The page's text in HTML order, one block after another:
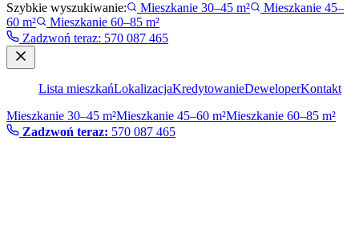
Szybkie wyszukiwanie: Mieszkanie 30–45 m²
Mieszkanie 45–
60 m²
Mieszkanie 60–85 m²
Zadzwoń teraz: 570 087 465
Lista mieszkańLokalizacjaKredytowanieDeweloperKontakt
Mieszkanie 30–45 m²Mieszkanie 45–60 m²Mieszkanie 60–85 m²
Zadzwoń teraz: 570 087 465